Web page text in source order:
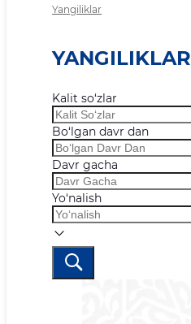
Yangiliklar
YANGILIKLAR
Kalit so‘zlar
Bo‘lgan davr dan
Davr gacha
Yo‘nalish